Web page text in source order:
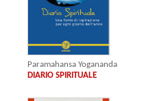
Paramahansa Yogananda
DIARIO SPIRITUALE